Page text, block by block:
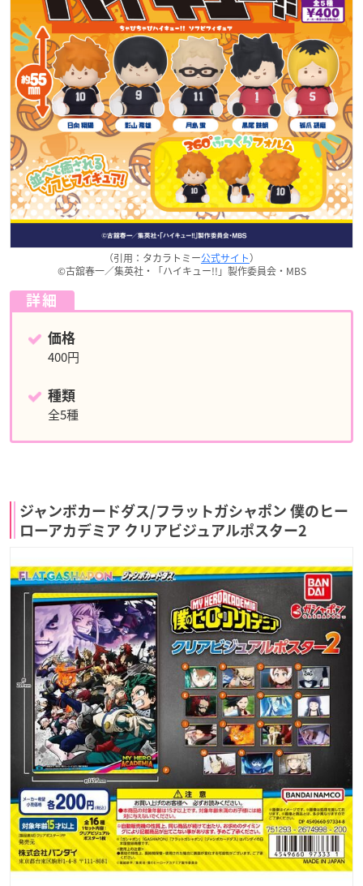
（引用：タカラトミー公式サイト）
©古舘春一／集英社・「ハイキュー!!」製作委員会・MBS
詳細
価格
400円
種類
全5種
ジャンボカードダス/フラットガシャポン 僕のヒー
ローアカデミア クリアビジュアルポスター2